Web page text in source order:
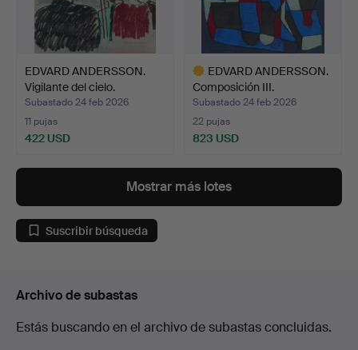
EDVARD ANDERSSON.
Vigilante del cielo.
Subastado 24 feb 2026
11 pujas
422 USD
EDVARD ANDERSSON.
Composición III.
Subastado 24 feb 2026
22 pujas
823 USD
Mostrar más lotes
Suscribir búsqueda
Archivo de subastas
Estás buscando en el archivo de subastas concluidas.